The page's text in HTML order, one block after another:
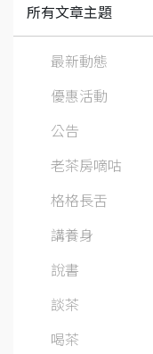
所有文章主題
最新動態
優惠活動
公告
老茶房嘀咕
格格長舌
講養身
說書
談茶
喝茶